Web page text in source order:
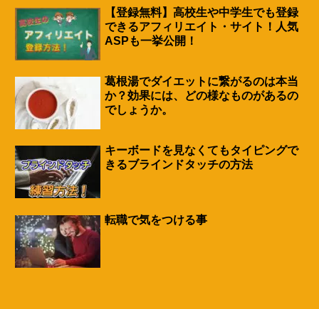
【登録無料】高校生や中学生でも登録
できるアフィリエイト・サイト！人気
ASPも一挙公開！
葛根湯でダイエットに繋がるのは本当
か？効果には、どの様なものがあるの
でしょうか。
キーボードを見なくてもタイピングで
きるブラインドタッチの方法
転職で気をつける事